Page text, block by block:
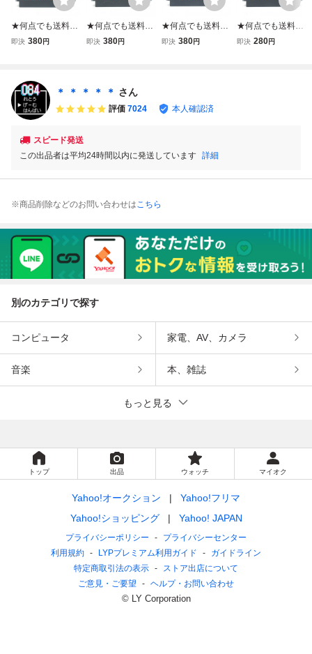
★何点でも送料１
８５円★ ドラゴン
レ即発送 FC ソフ
ト 動作確認済み
即決 380円
★何点でも送料１
８５円★ ドラゴン
レ即発送 FC ソフ
即決 380円
★何点でも送料１
８５円★ ドラゴン
ト 動作確認済み
即決 380円
★何点でも送料１
８５円★ ドラゴン
即決 280円
＊ ＊ ＊ ＊ ＊ さん
評価 7024 本人確認済
スピード発送
この出品者は平均24時間以内に発送しています 詳細
※商品削除などのお問い合わせはこちら
別のカテゴリで探す
コンピュータ 家電、AV、カメラ
音楽 本、雑誌
もっと見る
トップ 出品 ウォッチ マイオク
Yahoo!オークション
Yahoo!フリマ
Yahoo!ショッピング
Yahoo! JAPAN
プライバシーポリシー
プライバシーセンター
利用規約
LYPプレミアム利用ガイド
ガイドライン
特定商取引法の表示
ストア出店について
ご意見・ご要望
ヘルプ・お問い合わせ
© LY Corporation